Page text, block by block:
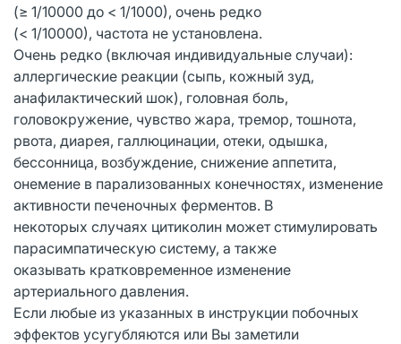
(≥ 1/10000 до < 1/1000), очень редко
(< 1/10000), частота не установлена.
Очень редко (включая индивидуальные случаи):
аллергические реакции (сыпь, кожный зуд,
анафилактический шок), головная боль,
головокружение, чувство жара, тремор, тошнота,
рвота, диарея, галлюцинации, отеки, одышка,
бессонница, возбуждение, снижение аппетита,
онемение в парализованных конечностях, изменение
активности печеночных ферментов. В
некоторых случаях цитиколин может стимулировать
парасимпатическую систему, а также
оказывать кратковременное изменение
артериального давления.
Если любые из указанных в инструкции побочных
эффектов усугубляются или Вы заметили